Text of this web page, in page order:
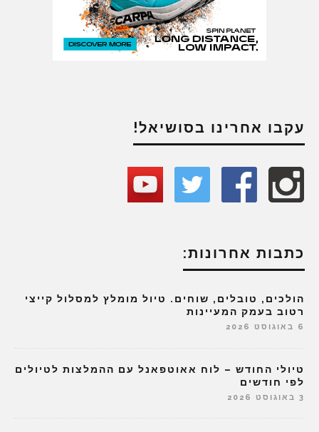
עקבו אחרינו בסושיאל!
כתבות אחרונות:
הולכים, טובלים, שוחים. טיול מומלץ למסלול קייצי
רטוב בעמק המעיינות
6 באוגוסט 2026
טיולי החודש – לוח אאוטפאנל עם ההמלצות לטיולים
לפי חודשים
3 באוגוסט 2026